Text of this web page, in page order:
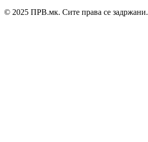
© 2025 ПРВ.мк. Сите права се задржани.